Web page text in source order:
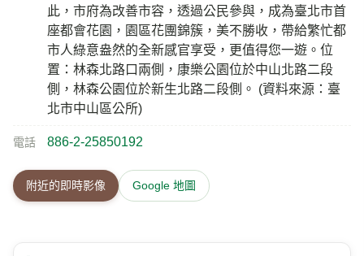
此，市府為改善市容，透過公民參與，成為臺北市首
座都會花園，園區花團錦簇，美不勝收，帶給繁忙都
市人綠意盎然的全新感官享受，更值得您一遊。位
置：林森北路口兩側，康樂公園位於中山北路二段
側，林森公園位於新生北路二段側。 (資料來源：臺
北市中山區公所)
電話 886-2-25850192
附近的即時影像 Google 地圖